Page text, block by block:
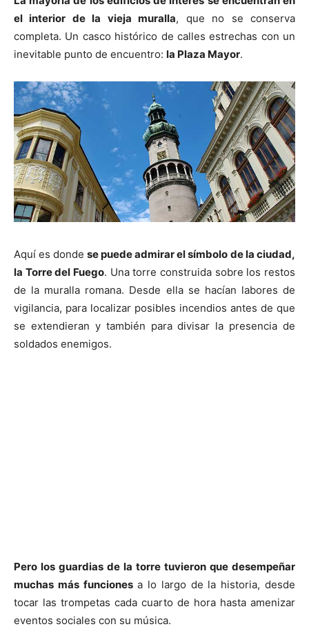
el interior de la vieja muralla, que no se conserva
completa. Un casco histórico de calles estrechas con un
inevitable punto de encuentro: la Plaza Mayor.
Aquí es donde se puede admirar el símbolo de la ciudad,
la Torre del Fuego. Una torre construida sobre los restos
de la muralla romana. Desde ella se hacían labores de
vigilancia, para localizar posibles incendios antes de que
se extendieran y también para divisar la presencia de
soldados enemigos.
Pero los guardias de la torre tuvieron que desempeñar
muchas más funcionesa lo largo de la historia, desde
tocar las trompetas cada cuarto de hora hasta amenizar
eventos sociales con su música.